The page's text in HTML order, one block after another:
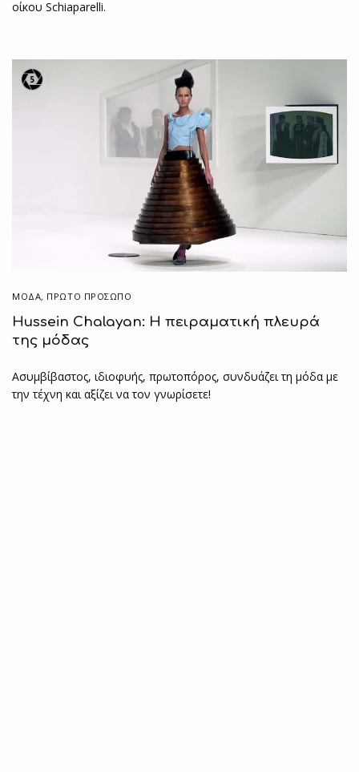
οίκου Schiaparelli.
5
ΜΟΔΑ, ΠΡΏΤΟ ΠΡΌΣΩΠΟ
Hussein Chalayan: Η πειραματική πλευρά
της μόδας
Ασυμβίβαστος, ιδιοφυής, πρωτοπόρος, συνδυάζει τη μόδα με
την τέχνη και αξίζει να τον γνωρίσετε!